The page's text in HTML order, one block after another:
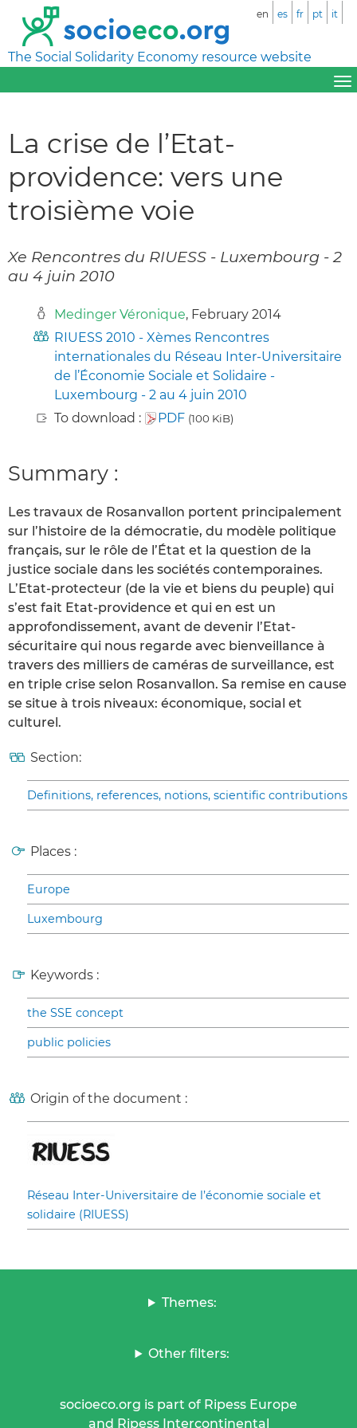
The Social Solidarity Economy resource website
en es fr pt it
La crise de l’Etat-
providence: vers une
troisième voie
Xe Rencontres du RIUESS - Luxembourg - 2
au 4 juin 2010
Medinger Véronique, February 2014
RIUESS 2010 - Xèmes Rencontres
internationales du Réseau Inter-Universitaire
de l’Économie Sociale et Solidaire -
Luxembourg - 2 au 4 juin 2010
To download :
PDF (100 KiB)
Summary :
Les travaux de Rosanvallon portent principalement
sur l’histoire de la démocratie, du modèle politique
français, sur le rôle de l’État et la question de la
justice sociale dans les sociétés contemporaines.
L’Etat-protecteur (de la vie et biens du peuple) qui
s’est fait Etat-providence et qui en est un
approfondissement, avant de devenir l’Etat-
sécuritaire qui nous regarde avec bienveillance à
travers des milliers de caméras de surveillance, est
en triple crise selon Rosanvallon. Sa remise en cause
se situe à trois niveaux: économique, social et
culturel.
Section:
Definitions, references, notions, scientific contributions
Places :
Europe
Luxembourg
Keywords :
the SSE concept
public policies
Origin of the document :
Réseau Inter-Universitaire de l’économie sociale et
solidaire (RIUESS)
Themes:
Other filters:
socioeco.org is part of Ripess Europe
and Ripess Intercontinental